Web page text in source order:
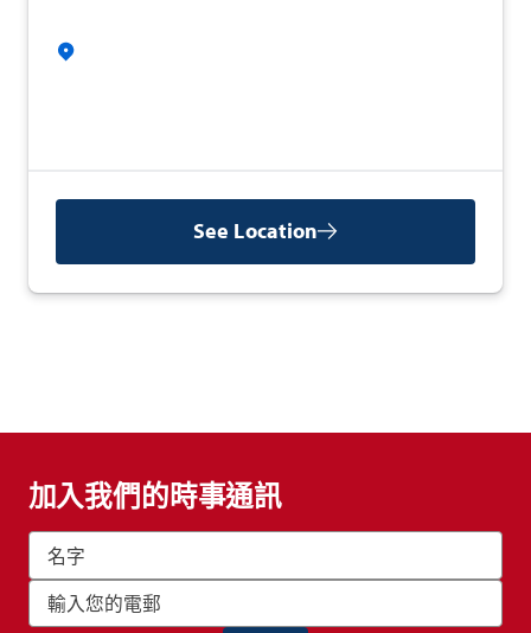
See Location
加入我們的時事通訊